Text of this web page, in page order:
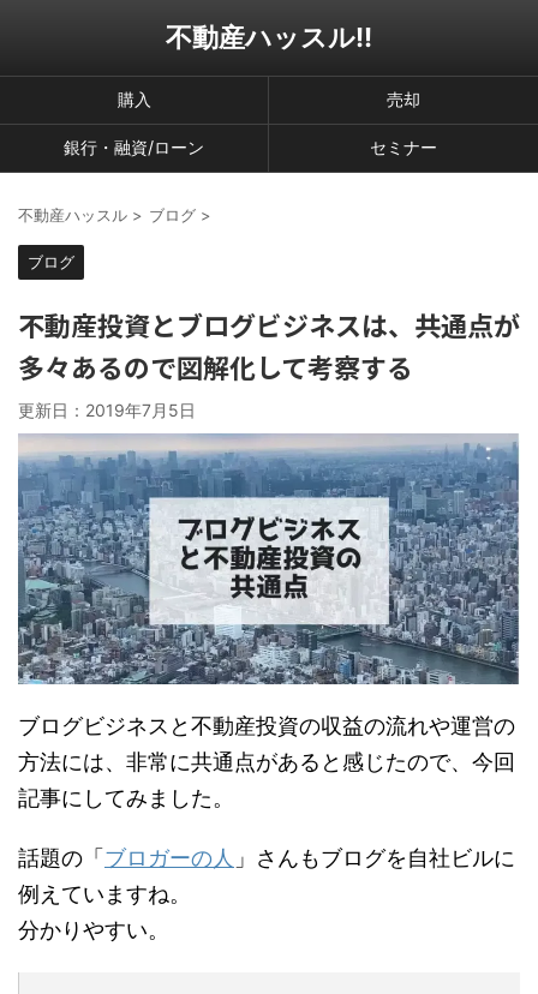
不動産ハッスル!!
購入 売却
銀行・融資/ローン セミナー
不動産ハッスル > ブログ >
ブログ
不動産投資とブログビジネスは、共通点が
多々あるので図解化して考察する
更新日： 2019年7月5日
ブログビジネスと不動産投資の収益の流れや運営の
方法には、非常に共通点があると感じたので、今回
記事にしてみました。
話題の「 ブロガーの人 」さんもブログを自社ビルに
例えていますね。
分かりやすい。